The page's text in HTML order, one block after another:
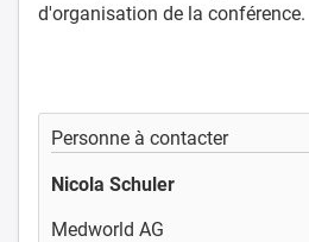
d'organisation de la conférence.
Personne à contacter
Nicola Schuler
Medworld AG